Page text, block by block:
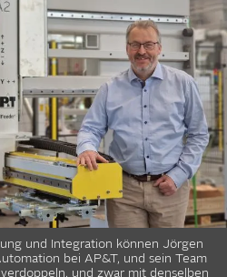
und Integration können Jörgen
bei AP&T, und sein Team
und zwar mit denselben